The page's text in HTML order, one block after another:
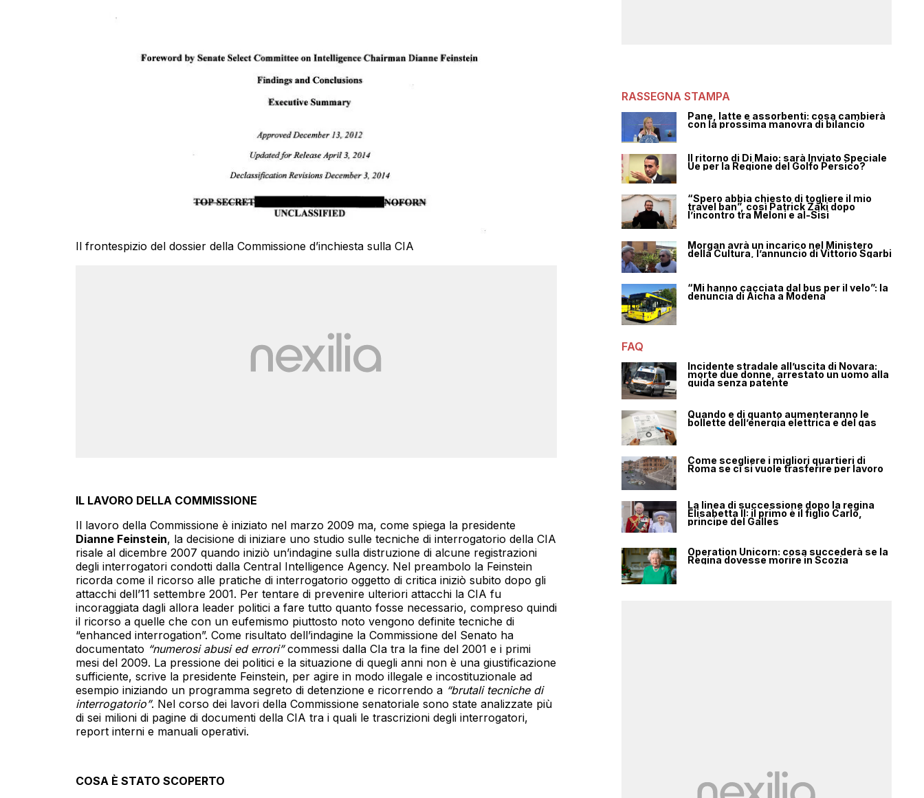
Il frontespizio del dossier della Commissione d’inchiesta sulla CIA
IL LAVORO DELLA COMMISSIONE
Il lavoro della Commissione è iniziato nel marzo 2009 ma, come spiega la presidente
Dianne Feinstein, la decisione di iniziare uno studio sulle tecniche di interrogatorio della CIA
risale al dicembre 2007 quando iniziò un’indagine sulla distruzione di alcune registrazioni
degli interrogatori condotti dalla Central Intelligence Agency. Nel preambolo la Feinstein
ricorda come il ricorso alle pratiche di interrogatorio oggetto di critica iniziò subito dopo gli
attacchi dell’11 settembre 2001. Per tentare di prevenire ulteriori attacchi la CIA fu
incoraggiata dagli allora leader politici a fare tutto quanto fosse necessario, compreso quindi
il ricorso a quelle che con un eufemismo piuttosto noto vengono definite tecniche di
“enhanced interrogation”. Come risultato dell’indagine la Commissione del Senato ha
documentato “numerosi abusi ed errori”commessi dalla CIa tra la fine del 2001 e i primi
mesi del 2009. La pressione dei politici e la situazione di quegli anni non è una giustificazione
sufficiente, scrive la presidente Feinstein, per agire in modo illegale e incostituzionale ad
esempio iniziando un programma segreto di detenzione e ricorrendo a “brutali tecniche di
interrogatorio”. Nel corso dei lavori della Commissione senatoriale sono state analizzate più
di sei milioni di pagine di documenti della CIA tra i quali le trascrizioni degli interrogatori,
report interni e manuali operativi.
COSA È STATO SCOPERTO
RASSEGNA STAMPA
Pane, latte e assorbenti: cosa cambierà
con la prossima manovra di bilancio
Il ritorno di Di Maio: sarà Inviato Speciale
Ue per la Regione del Golfo Persico?
“Spero abbia chiesto di togliere il mio
travel ban”, così Patrick Zaki dopo
l’incontro tra Meloni e al-Sisi
Morgan avrà un incarico nel Ministero
della Cultura, l’annuncio di Vittorio Sgarbi
“Mi hanno cacciata dal bus per il velo”: la
denuncia di Aicha a Modena
FAQ
Incidente stradale all’uscita di Novara:
morte due donne, arrestato un uomo alla
guida senza patente
Quando e di quanto aumenteranno le
bollette dell’energia elettrica e del gas
Come scegliere i migliori quartieri di
Roma se ci si vuole trasferire per lavoro
La linea di successione dopo la regina
Elisabetta II: il primo è il figlio Carlo,
principe del Galles
Operation Unicorn: cosa succederà se la
Regina dovesse morire in Scozia